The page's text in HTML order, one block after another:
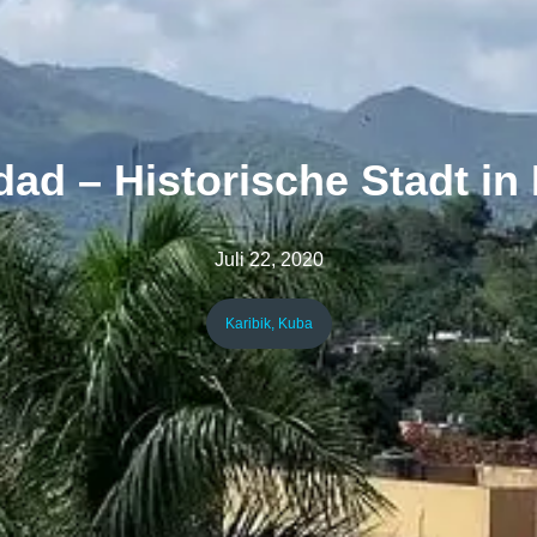
– Historische Stadt in
Juli 22, 2020
Karibik, Kuba